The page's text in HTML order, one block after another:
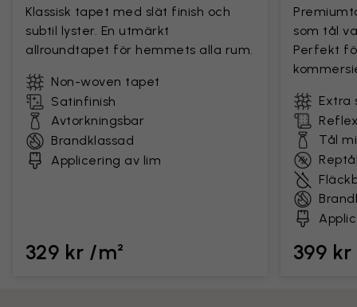
Klassisk tapet med slät finish och
subtil lyster. En utmärkt
allroundtapet för hemmets alla rum.
Non-woven tapet
Satinfinish
Avtorkningsbar
Brandklassad
Applicering av lim
329 kr /m²
som tål
Perfekt
Extra
Tål
399